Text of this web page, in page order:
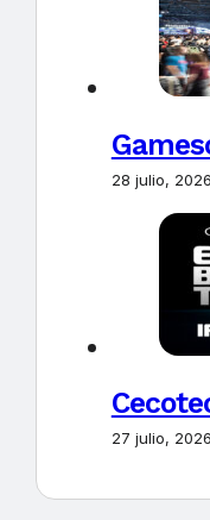
28 julio, 2026
27 julio, 2026